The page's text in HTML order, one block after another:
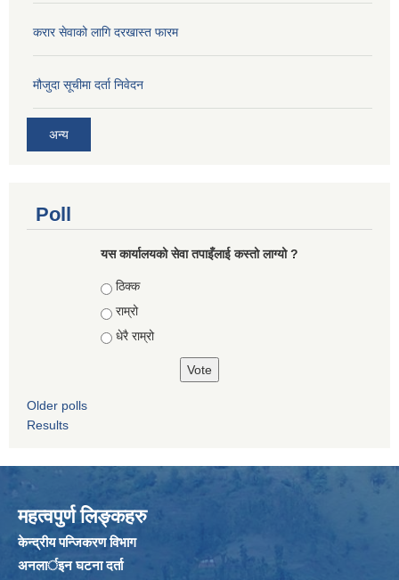
करार सेवाको लागि दरखास्त फारम
मौजुदा सूचीमा दर्ता निवेदन
अन्य
Poll
यस कार्यालयको सेवा तपाइँलाई कस्तो लाग्यो ?
Choices
ठिक्क
राम्रो
धेरै राम्रो
Older polls
Results
महत्वपुर्ण लिङ्कहरु
केन्द्रीय पन्जिकरण विभाग
अनलार्इन घटना दर्ता